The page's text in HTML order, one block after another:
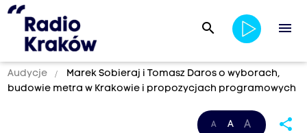
search menu
Audycje
Marek Sobieraj i Tomasz Daros o wyborach,
budowie metra w Krakowie i propozycjach programowych
A A A share